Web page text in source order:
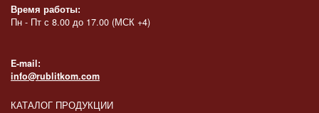
Время работы:
Пн - Пт с 8.00 до 17.00 (МСК +4)
E-mail:
info@rublitkom.com
КАТАЛОГ ПРОДУКЦИИ